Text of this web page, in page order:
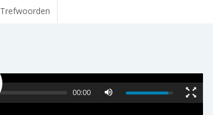
Trefwoorden
00:00